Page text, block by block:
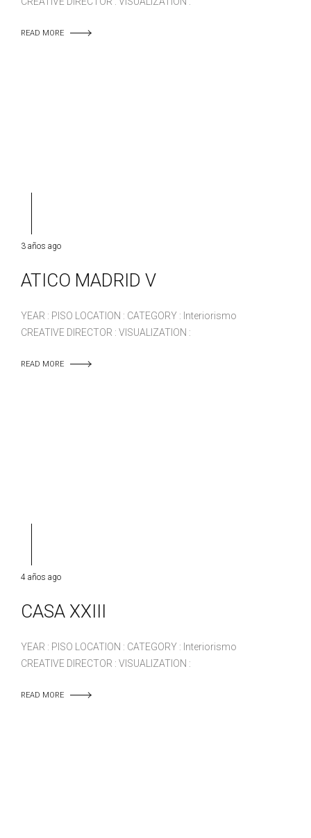
READ MORE
3 años ago
ATICO MADRID V
YEAR : PISO LOCATION : CATEGORY : Interiorismo
CREATIVE DIRECTOR : VISUALIZATION :
READ MORE
4 años ago
CASA XXIII
YEAR : PISO LOCATION : CATEGORY : Interiorismo
CREATIVE DIRECTOR : VISUALIZATION :
READ MORE